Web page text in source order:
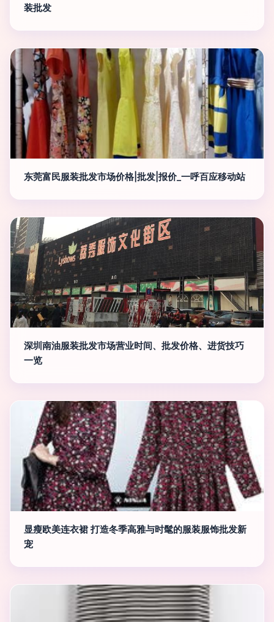
装批发
东莞富民服装批发市场价格|批发|报价_一呼百应移动站
深圳南油服装批发市场营业时间、批发价格、进货技巧
一览
显瘦欧美连衣裙 打造冬季高雅与时髦的服装服饰批发新
宠